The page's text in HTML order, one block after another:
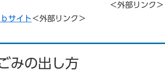
＜外部リンク＞
サイト＜外部リンク＞
みの出し方